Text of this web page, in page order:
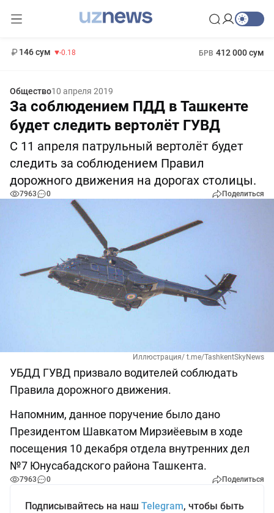
146 сум -0.18 БРВ 412 000 сум
Общество10 апреля 2019
За соблюдением ПДД в Ташкенте
будет следить вертолёт ГУВД
С 11 апреля патрульный вертолёт будет
следить за соблюдением Правил
дорожного движения на дорогах столицы.
7963 0 Поделиться
Иллюстрация/ t.me/TashkentSkyNews
УБДД ГУВД призвало водителей соблюдать
Правила дорожного движения.
Напомним, данное поручение было дано
Президентом Шавкатом Мирзиёевым в ходе
посещения 10 декабря отдела внутренних дел
№7 Юнусабадского района Ташкента.
7963 0 Поделиться
Подписывайтесь на наш Telegram, чтобы быть